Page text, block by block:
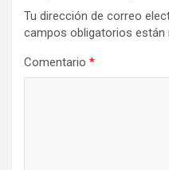
Tu dirección de correo
campos obligatorios están
Comentario *